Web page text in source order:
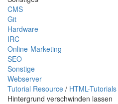
CMS
Git
Hardware
IRC
Online-Marketing
SEO
Sonstige
Webserver
Tutorial Resource / HTML-Tutorials
Hintergrund verschwinden lassen